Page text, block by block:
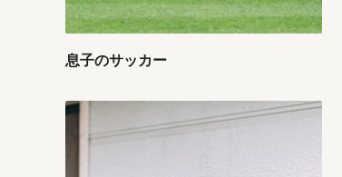
息子のサッカー